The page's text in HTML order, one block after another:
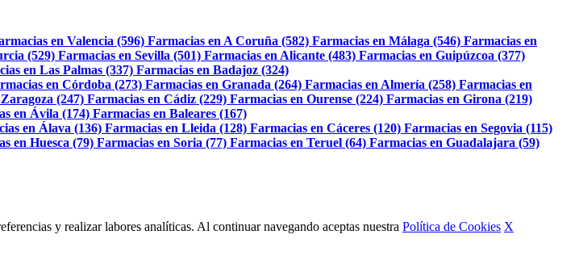
en Valencia (596) Farmacias en A Coruña (582) Farmacias en Málaga (546) Farmacias en
(529) Farmacias en Sevilla (501) Farmacias en Alicante (483) Farmacias en Guipúzcoa (377)
en Las Palmas (337) Farmacias en Badajoz (324)
en Córdoba (273) Farmacias en Granada (264) Farmacias en Almería (258) Farmacias en
(247) Farmacias en Cádiz (229) Farmacias en Ourense (224) Farmacias en Girona (219)
en Ávila (174) Farmacias en Baleares (167)
en Álava (136) Farmacias en Lleida (128) Farmacias en Cáceres (120) Farmacias en Segovia (115)
en Huesca (79) Farmacias en Soria (77) Farmacias en Teruel (64) Farmacias en Guadalajara (59)
y realizar labores analíticas. Al continuar navegando aceptas nuestra Política de Cookies X